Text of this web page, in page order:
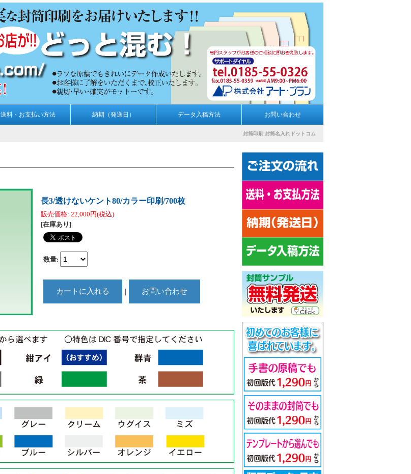
送料・お支払い方法 納期（発送日） データ入稿方法 お問い合わせ
封筒印刷 封筒名入れドットコム
長3/透けないケント80/カラー印刷/700枚
販売価格: 22,000円(税込)
[在庫あり]
数量:
｜